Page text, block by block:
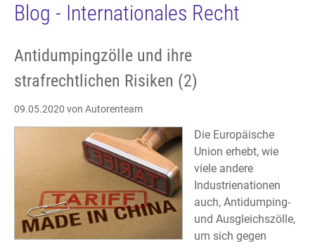
Blog - Internationales Recht
Antidumpingzölle und ihre
strafrechtlichen Risiken (2)
09.05.2020 von Autorenteam
Die Europäische
Union erhebt, wie
viele andere
Industrienationen
auch, Antidumping-
und Ausgleichszölle,
um sich gegen